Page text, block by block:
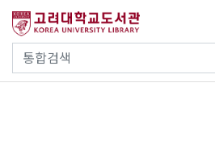
건
통합검색
사이트내 검색